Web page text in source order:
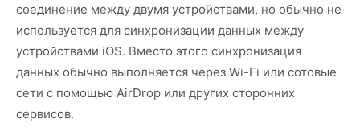
соединение между двумя устройствами, но обычно не
используется для синхронизации данных между
устройствами iOS. Вместо этого синхронизация
данных обычно выполняется через Wi-Fi или сотовые
сети с помощью AirDrop или других сторонних
сервисов.